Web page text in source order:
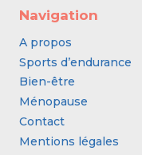
Navigation
A propos
Sports d’endurance
Bien-être
Ménopause
Contact
Mentions légales